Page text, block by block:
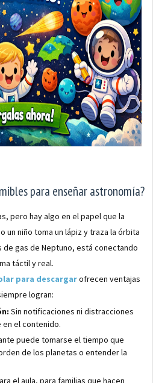
para enseñar astronomía?
pero hay algo en el papel que la
un niño toma un lápiz y traza la órbita
gas de Neptuno, está conectando
táctil y real.
para descargarofrecen ventajas
logran:
Sin notificaciones ni distracciones
el contenido.
puede tomarse el tiempo que
de los planetas o entender la
el aula, para familias que hacen